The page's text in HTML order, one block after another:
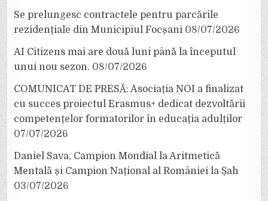
Se prelungesc contractele pentru parcările
rezidențiale din Municipiul Focșani 08/07/2026
AI Citizens mai are două luni până la începutul
unui nou sezon. 08/07/2026
COMUNICAT DE PRESĂ: Asociația NOI a finalizat
cu succes proiectul Erasmus+ dedicat dezvoltării
competențelor formatorilor în educația adulților
07/07/2026
Daniel Sava, Campion Mondial la Aritmetică
Mentală și Campion Național al României la Șah
03/07/2026